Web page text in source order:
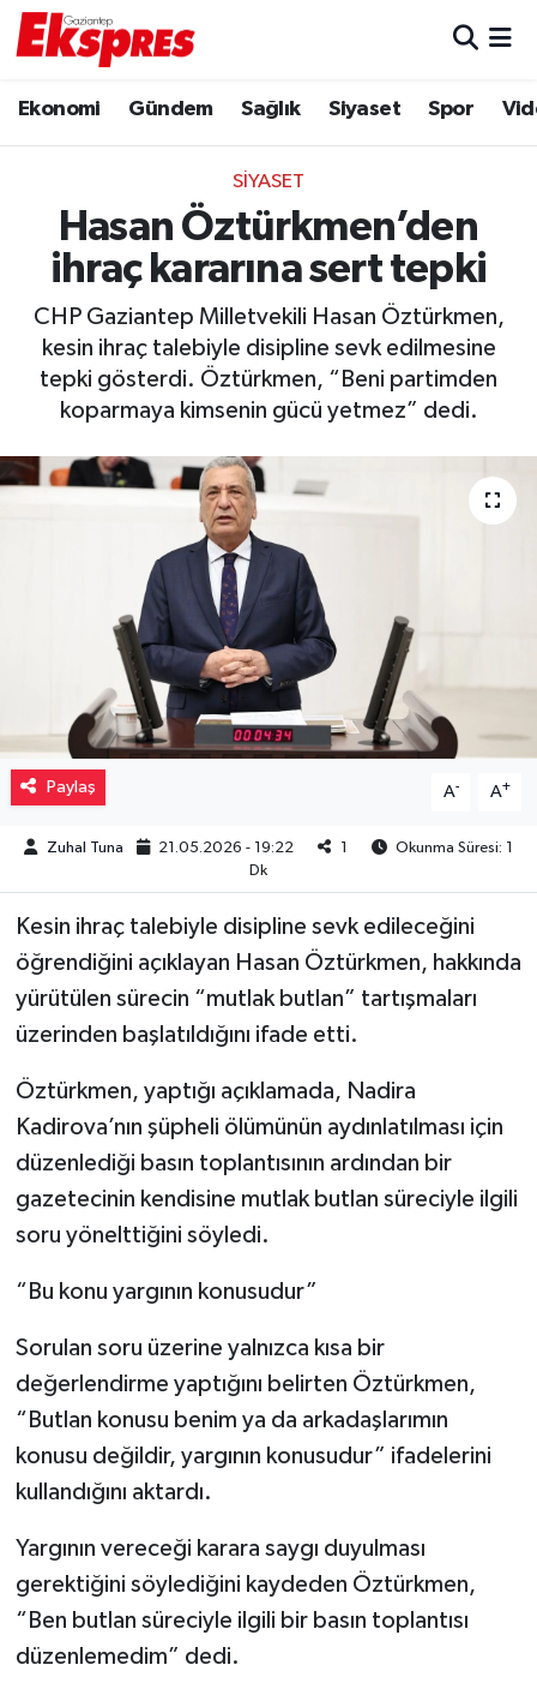
Ekonomi Gündem Sağlık Siyaset Spor
SIYASET
Hasan Öztürkmen’den
ihraç kararına sert tepki
CHP Gaziantep Milletvekili Hasan Öztürkmen,
kesin ihraç talebiyle disipline sevk edilmesine
tepki gösterdi. Öztürkmen, “Beni partimden
koparmaya kimsenin gücü yetmez” dedi.
Paylaş A- A+
Zuhal Tuna 21.05.2026 - 19:22 1
Okunma Süresi: 1
Dk
Kesin ihraç talebiyle disipline sevk edileceğini
öğrendiğini açıklayan Hasan Öztürkmen, hakkında
yürütülen sürecin “mutlak butlan” tartışmaları
üzerinden başlatıldığını ifade etti.
Öztürkmen, yaptığı açıklamada, Nadira
Kadirova’nın şüpheli ölümünün aydınlatılması için
düzenlediği basın toplantısının ardından bir
gazetecinin kendisine mutlak butlan süreciyle ilgili
soru yönelttiğini söyledi.
“Bu konu yargının konusudur”
Sorulan soru üzerine yalnızca kısa bir
değerlendirme yaptığını belirten Öztürkmen,
“Butlan konusu benim ya da arkadaşlarımın
konusu değildir, yargının konusudur” ifadelerini
kullandığını aktardı.
Yargının vereceği karara saygı duyulması
gerektiğini söylediğini kaydeden Öztürkmen,
“Ben butlan süreciyle ilgili bir basın toplantısı
düzenlemedim” dedi.
Ekonomi
Gaziantep son dakika
Genel
Gündem
Haberler
Kültür Sanat
Piyasa
Resmi İlanlar
Sağlık
Teknoloji
Video Haber
Yaşam
Yeme-İçme
Trafik Durumu
Puan Durumu ve Fikstür
Tüm Manşetler
Son Dakika Haberleri
Haber Arşivi